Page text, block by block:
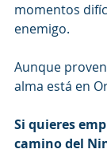
momentos
enemigo.
Aunque
alma está en
Si quieres
camino del